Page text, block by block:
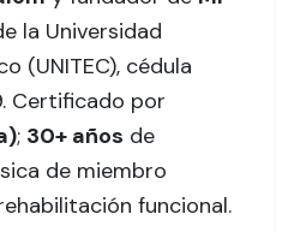
la Universidad
(UNITEC), cédula
. Certificado por
; 30+ años de
de miembro
funcional.